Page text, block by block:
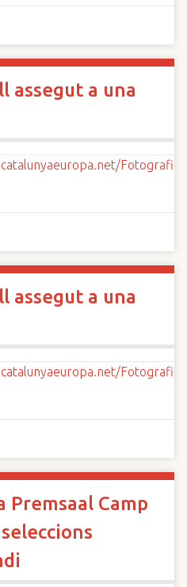
assegut a una
assegut a una
Premsaal Camp